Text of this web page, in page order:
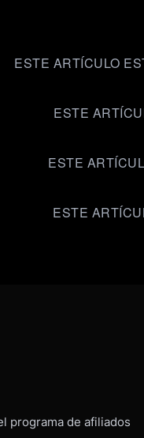
ESTE ARTÍCULO
ESTE
ESTE
ESTE
programa de afiliados